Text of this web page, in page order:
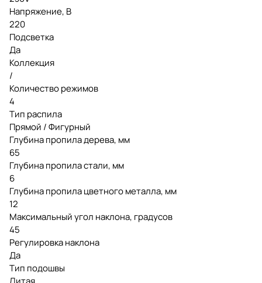
Напряжение, В
220
Подсветка
Да
Коллекция
/
Количество режимов
4
Тип распила
Прямой / Фигурный
Глубина пропила дерева, мм
65
Глубина пропила стали, мм
6
Глубина пропила цветного металла, мм
12
Максимальный угол наклона, градусов
45
Регулировка наклона
Да
Тип подошвы